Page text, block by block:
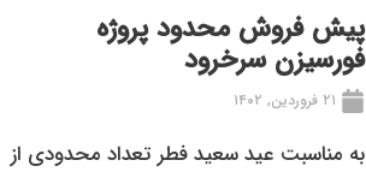
پیش فروش محدود پروژه
فورسیزن سرخرود
به مناسبت عید سعید فطر تعداد محدودی از